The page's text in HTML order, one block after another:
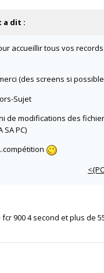
a dit :
accueillir tous vos
(des screens si possible
Sujet
ni de modifications des
PC)
900 4 second et plus de